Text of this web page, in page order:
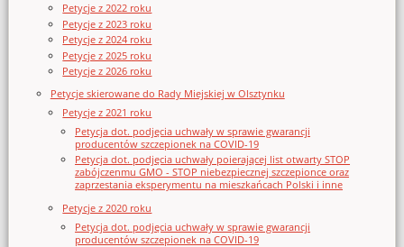
Petycje z 2022 roku
Petycje z 2023 roku
Petycje z 2024 roku
Petycje z 2025 roku
Petycje z 2026 roku
Petycje skierowane do Rady Miejskiej w Olsztynku
Petycje z 2021 roku
Petycja dot. podjęcia uchwały w sprawie gwarancji
producentów szczepionek na COVID-19
Petycja dot. podjęcia uchwały poierającej list otwarty STOP
zabójczenmu GMO - STOP niebezpiecznej szczepionce oraz
zaprzestania eksperymentu na mieszkańcach Polski i inne
Petycje z 2020 roku
Petycja dot. podjęcia uchwały w sprawie gwarancji
producentów szczepionek na COVID-19